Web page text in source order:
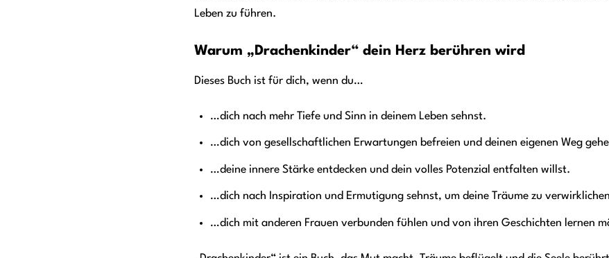
Leben zu führen.
Warum „Drachenkinder“ dein Herz berühren wird
Dieses Buch ist für dich, wenn du…
…dich nach mehr Tiefe und Sinn in deinem Leben sehnst.
…dich von gesellschaftlichen Erwartungen befreien und deinen eigenen Weg
…deine innere Stärke entdecken und dein volles Potenzial entfalten willst.
…dich nach Inspiration und Ermutigung sehnst, um deine Träume zu
…dich mit anderen Frauen verbunden fühlen und von ihren Geschichten lernen